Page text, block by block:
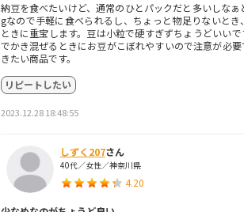
納豆を食べたいけど、通常のひとパックだと多いしな
gなので手軽に食べられるし、ちょっと物足りないと
ときに重宝します。豆は小粒で硬すぎずちょうどいい
でかき混ぜるときにお豆がこぼれやすいので注意が必
きたい商品です。
リピートしたい
2023.12.28 18:48:55
しずく207さん
40代／女性／神奈川県
4.20